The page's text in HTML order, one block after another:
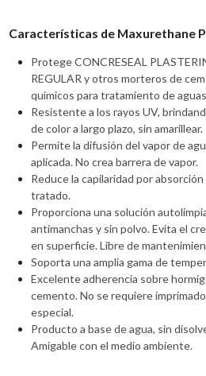
Características de Maxurethane
Protege CONCRESEAL
REGULAR y otros morteros de
químicos para tratamiento de
Resistente a los rayos UV,
de color a largo plazo, sin amarillear.
Permite la difusión del vapor de
aplicada. No crea barrera de vapor.
Reduce la capilaridad por
tratado.
Proporciona una solución
antimanchas y sin polvo. Evita el
en superficie. Libre de
Soporta una amplia gama de
Excelente adherencia sobre
cemento. No se requiere
especial.
Producto a base de agua, sin
Amigable con el medio ambiente.